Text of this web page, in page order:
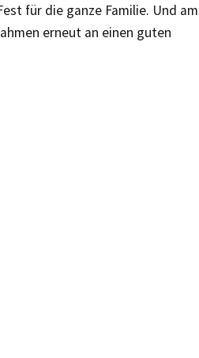
für die ganze Familie. Und am
erneut an einen guten